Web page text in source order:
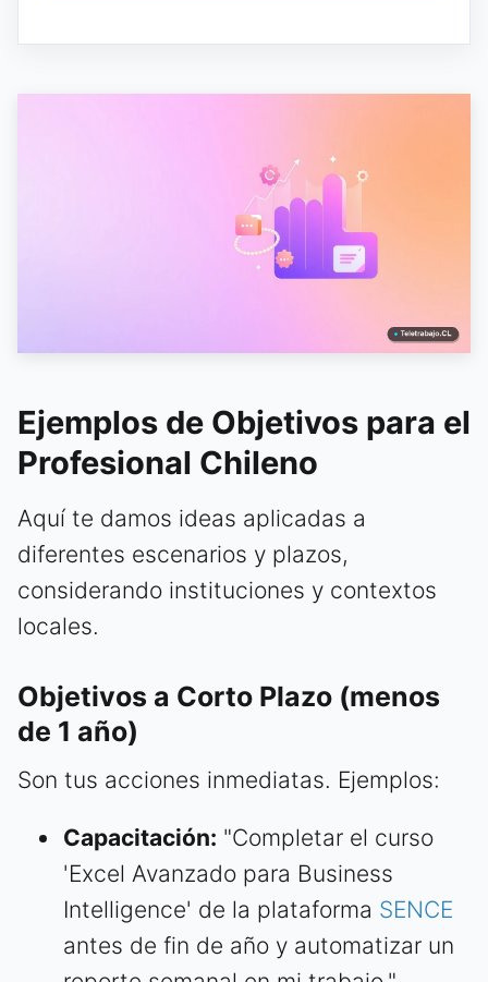
Ejemplos de Objetivos para el
Profesional Chileno
Aquí te damos ideas aplicadas a
diferentes escenarios y plazos,
considerando instituciones y contextos
locales.
Objetivos a Corto Plazo (menos
de 1 año)
Son tus acciones inmediatas. Ejemplos:
Capacitación: "Completar el curso
'Excel Avanzado para Business
Intelligence' de la plataforma SENCE
antes de fin de año y automatizar un